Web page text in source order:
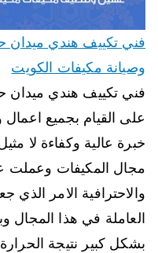
وصيانة مكيفات الكويت
فني تكييف هندي ميدان
على القيام بجميع
خبرة عالية وكفاءة لا
مجال المكيفات وعملت
والاحترافية الامر
العاملة في هذا المجال
بشكل كبير نتيجة